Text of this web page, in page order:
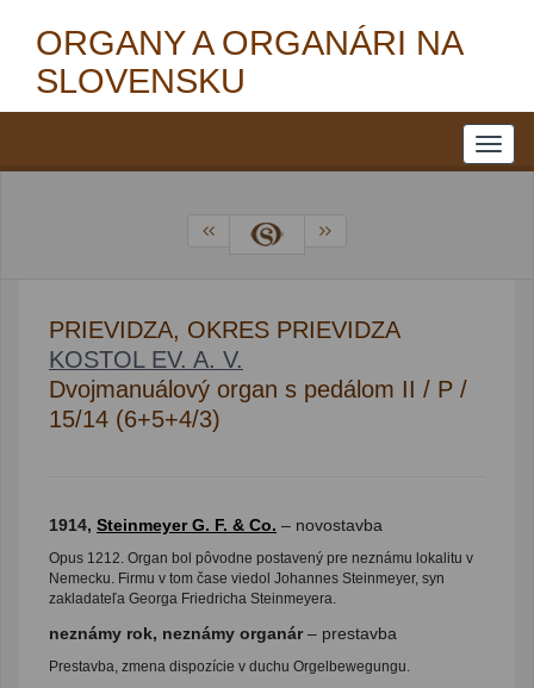
ORGANY A ORGANÁRI NA
SLOVENSKU
PRIEVIDZA, OKRES PRIEVIDZA
KOSTOL EV. A. V.
Dvojmanuálový organ s pedálom II / P /
15/14 (6+5+4/3)
1914, Steinmeyer G. F. & Co. – novostavba
Opus 1212. Organ bol pôvodne postavený pre neznámu lokalitu v
Nemecku. Firmu v tom čase viedol Johannes Steinmeyer, syn
zakladateľa Georga Friedricha Steinmeyera.
neznámy rok, neznámy organár– prestavba
Prestavba, zmena dispozície v duchu Orgelbewegungu.